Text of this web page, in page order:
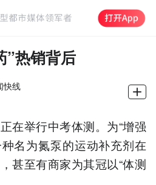
”热销背后
快线
在举行中考体测。为“增强
种名为氮泵的运动补充剂在
甚至有商家为其冠以“体测